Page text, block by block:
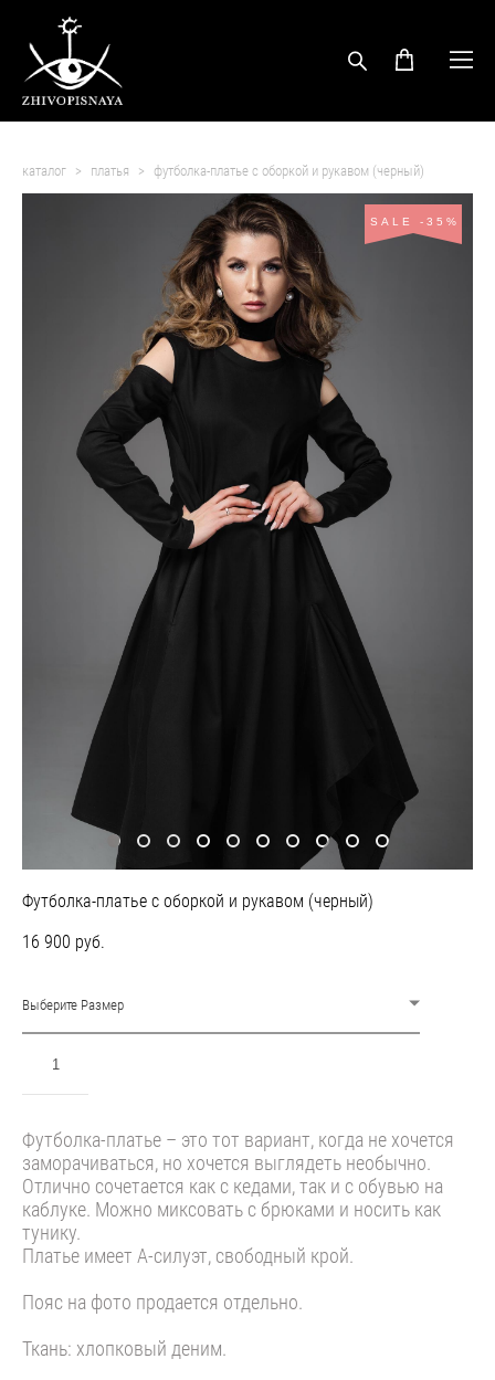
каталог > платья > футболка-платье с оборкой и рукавом (черный)
SALE -35%
Футболка-платье с оборкой и рукавом (черный)
16 900 pуб.
Выберите Размер
Футболка-платье – это тот вариант, когда не хочется
заморачиваться, но хочется выглядеть необычно.
Отлично сочетается как с кедами, так и с обувью на
каблуке. Можно миксовать с брюками и носить как
тунику.
Платье имеет А-силуэт, свободный крой.
Пояс на фото продается отдельно.
Ткань: хлопковый деним.